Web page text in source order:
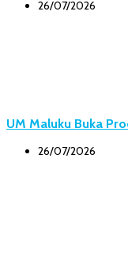
26/07/2026
UM Maluku Buka
26/07/2026